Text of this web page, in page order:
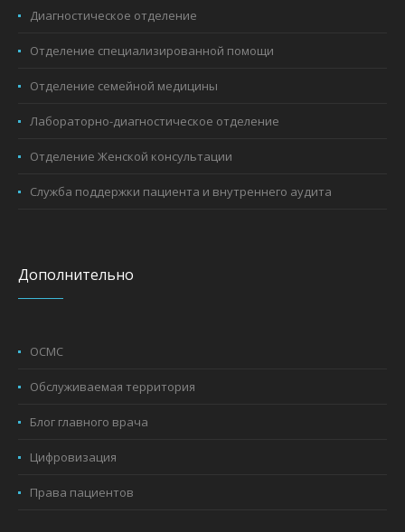
Диагностическое отделение
Отделение специализированной помощи
Отделение семейной медицины
Лабораторно-диагностическое отделение
Отделение Женской консультации
Служба поддержки пациента и внутреннего аудита
Дополнительно
ОСМС
Обслуживаемая территория
Блог главного врача
Цифровизация
Права пациентов